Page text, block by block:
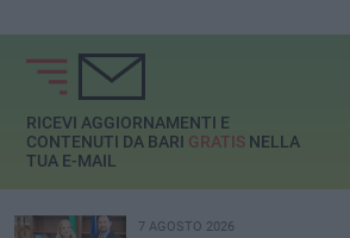
RICEVI AGGIORNAMENTI E
CONTENUTI DA BARI GRATISNELLA
TUA E-MAIL
7 AGOSTO 2026